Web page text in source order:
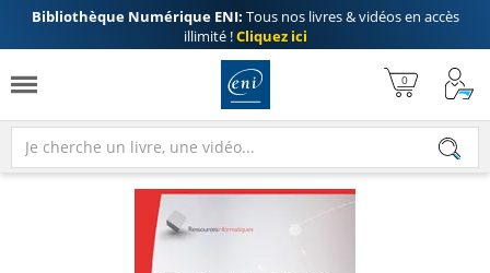
Bibliothèque Numérique ENI: Tous nos livres & vidéos en accès
illimité !Cliquez ici